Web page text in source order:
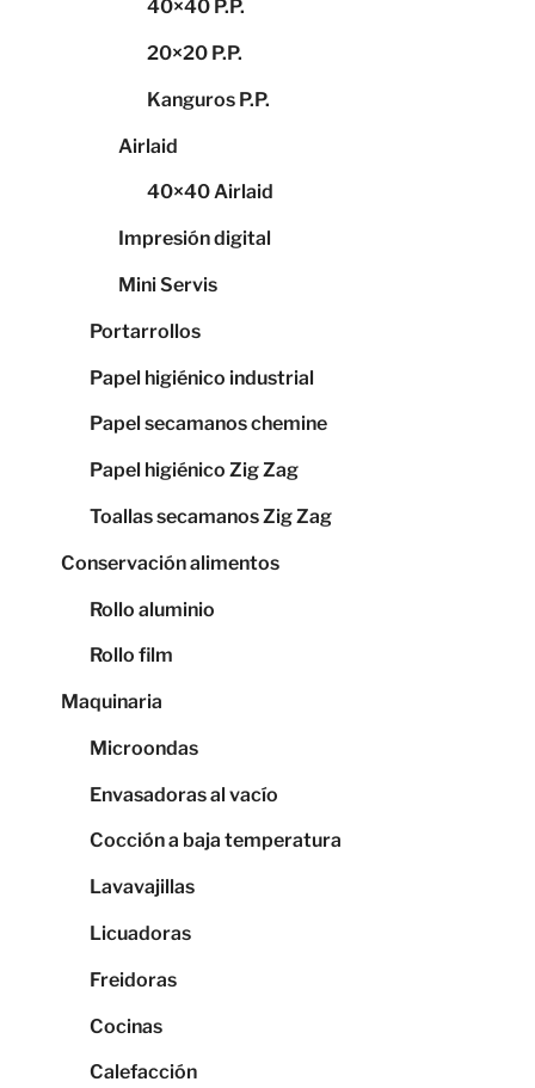
40×40 P.P.
20×20 P.P.
Kanguros P.P.
Airlaid
40×40 Airlaid
Impresión digital
Mini Servis
Portarrollos
Papel higiénico industrial
Papel secamanos chemine
Papel higiénico Zig Zag
Toallas secamanos Zig Zag
Conservación alimentos
Rollo aluminio
Rollo film
Maquinaria
Microondas
Envasadoras al vacío
Cocción a baja temperatura
Lavavajillas
Licuadoras
Freidoras
Cocinas
Calefacción